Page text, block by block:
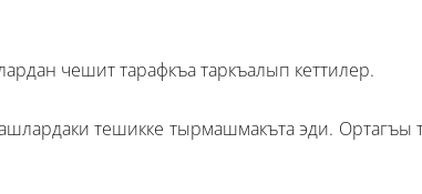
чешит тарафкъа таркъалып кеттилер.
тешикке тырмашмакъта эди.